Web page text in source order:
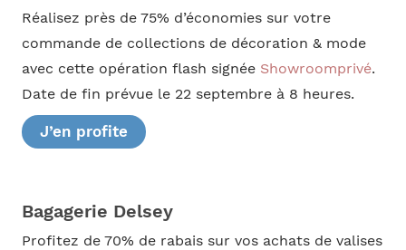
Réalisez près de 75% d’économies sur votre
commande de collections de décoration & mode
avec cette opération flash signée Showroomprivé.
Date de fin prévue le 22 septembre à 8 heures.
J’en profite
Bagagerie Delsey
Profitez de 70% de rabais sur vos achats de valises